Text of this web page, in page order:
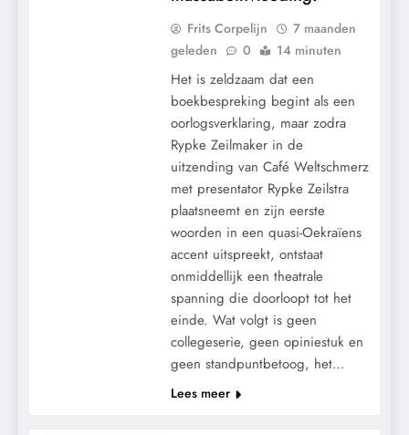
Frits Corpelijn
7 maanden
geleden
0 14 minuten
Het is zeldzaam dat een
boekbespreking begint als een
oorlogsverklaring, maar zodra
Rypke Zeilmaker in de
uitzending van Café Weltschmerz
met presentator Rypke Zeilstra
plaatsneemt en zijn eerste
woorden in een quasi-Oekraïens
accent uitspreekt, ontstaat
onmiddellijk een theatrale
spanning die doorloopt tot het
einde. Wat volgt is geen
collegeserie, geen opiniestuk en
geen standpuntbetoog, het…
Lees meer